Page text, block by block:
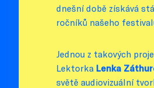
dnešní době získává
ročníků našeho
Jednou z takových
Lektorka Lenka
světě audiovizuální